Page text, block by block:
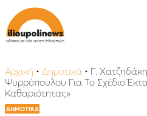
Αρχική • Δημοτικά • Γ.
Ψυρρόπουλου Για Το Σχέδιο
Καθαριότητας»
ΔΗΜΟΤΙΚΑ